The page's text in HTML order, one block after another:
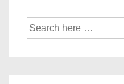
Suche
nach: